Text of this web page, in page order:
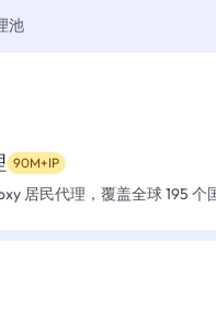
池
90M+IP
居民代理，覆盖全球 195